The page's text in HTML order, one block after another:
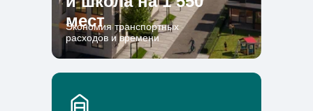
мест
Экономия транспортных
расходов и времени